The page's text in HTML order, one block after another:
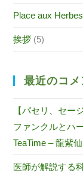
Place aux
挨拶 (5)
最近のコメ
【パセリ、セー
ファンクルとハ
TeaTime – 龍紫仙
医師が解説する